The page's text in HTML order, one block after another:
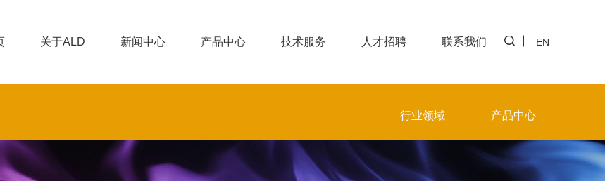
关于ALD 新闻中心 产品中心 技术服务 人才招聘 联系我们 EN
行业领域 产品中心